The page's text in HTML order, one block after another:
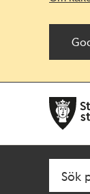
navigationen
huvudinnehållet
Sök